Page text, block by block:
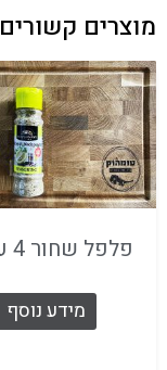
מוצרים קשורים
פלפל שחור 4 עונות
מידע נוסף